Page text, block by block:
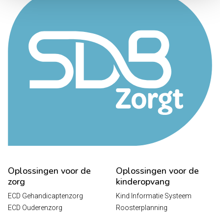
Oplossingen voor de
zorg
ECD Gehandicaptenzorg
ECD Ouderenzorg
Oplossingen voor de
kinderopvang
Kind Informatie Systeem
Roosterplanning